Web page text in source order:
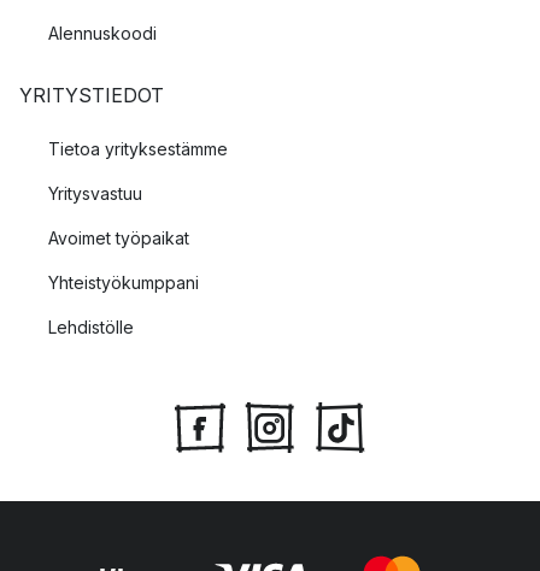
Alennuskoodi
YRITYSTIEDOT
Tietoa yrityksestämme
Yritysvastuu
Avoimet työpaikat
Yhteistyökumppani
Lehdistölle